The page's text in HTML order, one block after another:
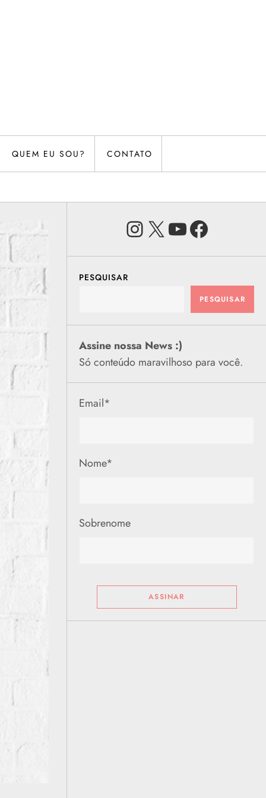
QUEM EU SOU? CONTATO
Instagram
X Youtube
PESQUISAR
PESQUISAR
Assine nossa News :)
Só conteúdo maravilhoso para você.
Email*
Nome*
Sobrenome